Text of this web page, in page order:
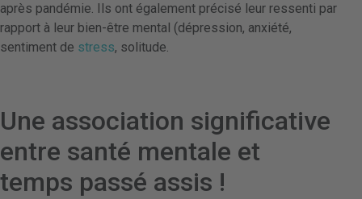
après pandémie. Ils ont également précisé leur ressenti par
rapport à leur bien-être mental (dépression, anxiété,
sentiment de stress, solitude.
Une association significative
entre santé mentale et
temps passé assis !